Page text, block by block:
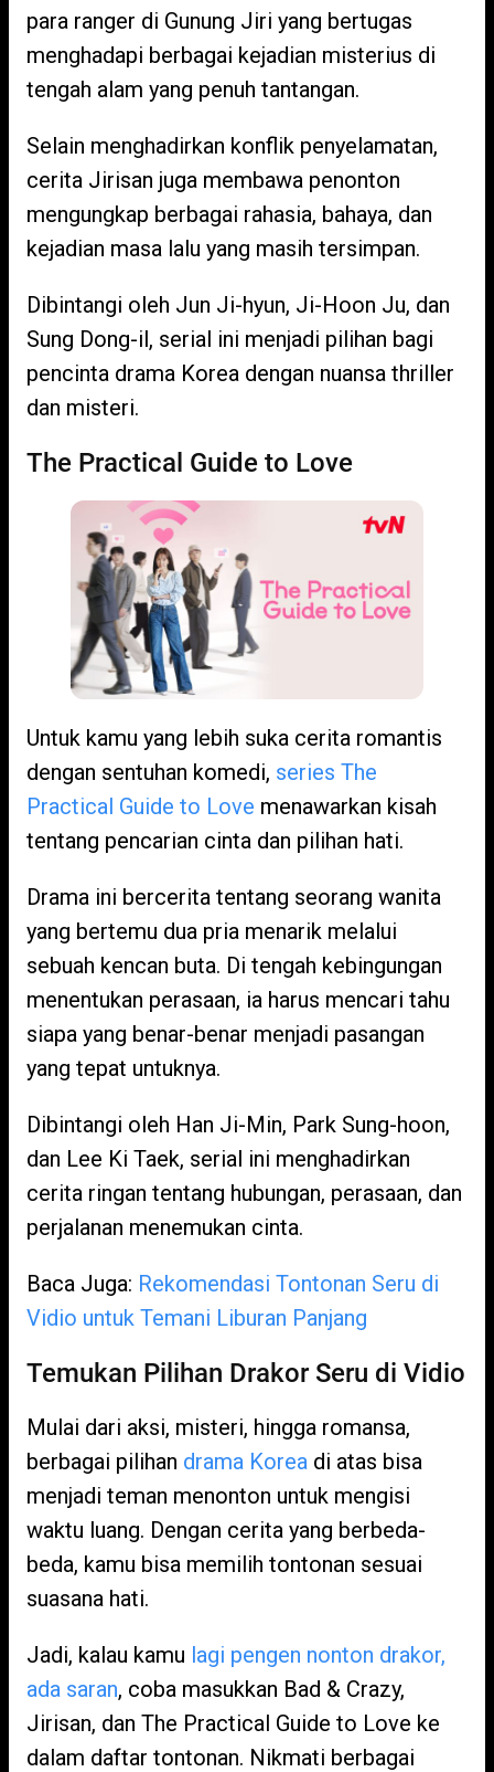
para ranger di Gunung Jiri yang bertugas
menghadapi berbagai kejadian misterius di
tengah alam yang penuh tantangan.
Selain menghadirkan konflik penyelamatan,
cerita Jirisan juga membawa penonton
mengungkap berbagai rahasia, bahaya, dan
kejadian masa lalu yang masih tersimpan.
Dibintangi oleh Jun Ji-hyun, Ji-Hoon Ju, dan
Sung Dong-il, serial ini menjadi pilihan bagi
pencinta drama Korea dengan nuansa thriller
dan misteri.
The Practical Guide to Love
Untuk kamu yang lebih suka cerita romantis
dengan sentuhan komedi, series The
Practical Guide to Love menawarkan kisah
tentang pencarian cinta dan pilihan hati.
Drama ini bercerita tentang seorang wanita
yang bertemu dua pria menarik melalui
sebuah kencan buta. Di tengah kebingungan
menentukan perasaan, ia harus mencari tahu
siapa yang benar-benar menjadi pasangan
yang tepat untuknya.
Dibintangi oleh Han Ji-Min, Park Sung-hoon,
dan Lee Ki Taek, serial ini menghadirkan
cerita ringan tentang hubungan, perasaan, dan
perjalanan menemukan cinta.
Baca Juga: Rekomendasi Tontonan Seru di
Vidio untuk Temani Liburan Panjang
Temukan Pilihan Drakor Seru di Vidio
Mulai dari aksi, misteri, hingga romansa,
berbagai pilihan drama Korea di atas bisa
menjadi teman menonton untuk mengisi
waktu luang. Dengan cerita yang berbeda-
beda, kamu bisa memilih tontonan sesuai
suasana hati.
Jadi, kalau kamu lagi pengen nonton drakor,
ada saran, coba masukkan Bad & Crazy,
Jirisan, dan The Practical Guide to Love ke
dalam daftar tontonan. Nikmati berbagai